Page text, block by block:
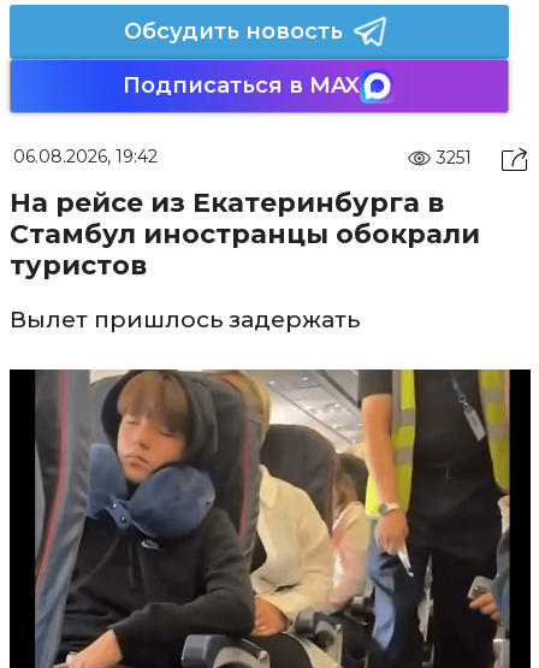
Обсудить новость
Подписаться в MAX
06.08.2026, 19:42 3251
На рейсе из Екатеринбурга в
Стамбул иностранцы обокрали
туристов
Вылет пришлось задержать